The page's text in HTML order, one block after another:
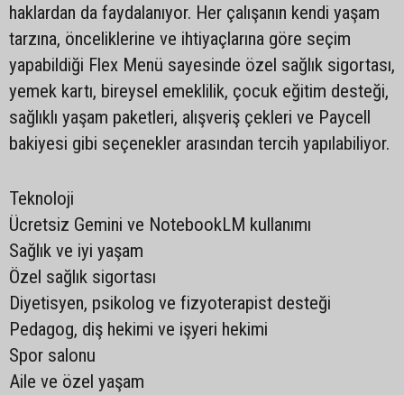
haklardan da faydalanıyor. Her çalışanın kendi yaşam
tarzına, önceliklerine ve ihtiyaçlarına göre seçim
yapabildiği Flex Menü sayesinde özel sağlık sigortası,
yemek kartı, bireysel emeklilik, çocuk eğitim desteği,
sağlıklı yaşam paketleri, alışveriş çekleri ve Paycell
bakiyesi gibi seçenekler arasından tercih yapılabiliyor.
Teknoloji
Ücretsiz Gemini ve NotebookLM kullanımı
Sağlık ve iyi yaşam
Özel sağlık sigortası
Diyetisyen, psikolog ve fizyoterapist desteği
Pedagog, diş hekimi ve işyeri hekimi
Spor salonu
Aile ve özel yaşam